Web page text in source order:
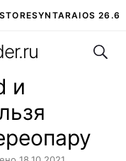
SYNTARAIOS 26.6
ОНЛАЙН
и